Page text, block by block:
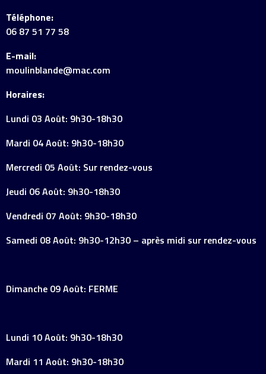
Téléphone:
06 87 51 77 58
E-mail:
moulinblande@mac.com
Horaires:
Lundi 03 Août: 9h30-18h30
Mardi 04 Août: 9h30-18h30
Mercredi 05 Août: Sur rendez-vous
Jeudi 06 Août: 9h30-18h30
Vendredi 07 Août: 9h30-18h30
Samedi 08 Août: 9h30-12h30 – après midi sur rendez-vous
Dimanche 09 Août: FERME
Lundi 10 Août: 9h30-18h30
Mardi 11 Août: 9h30-18h30